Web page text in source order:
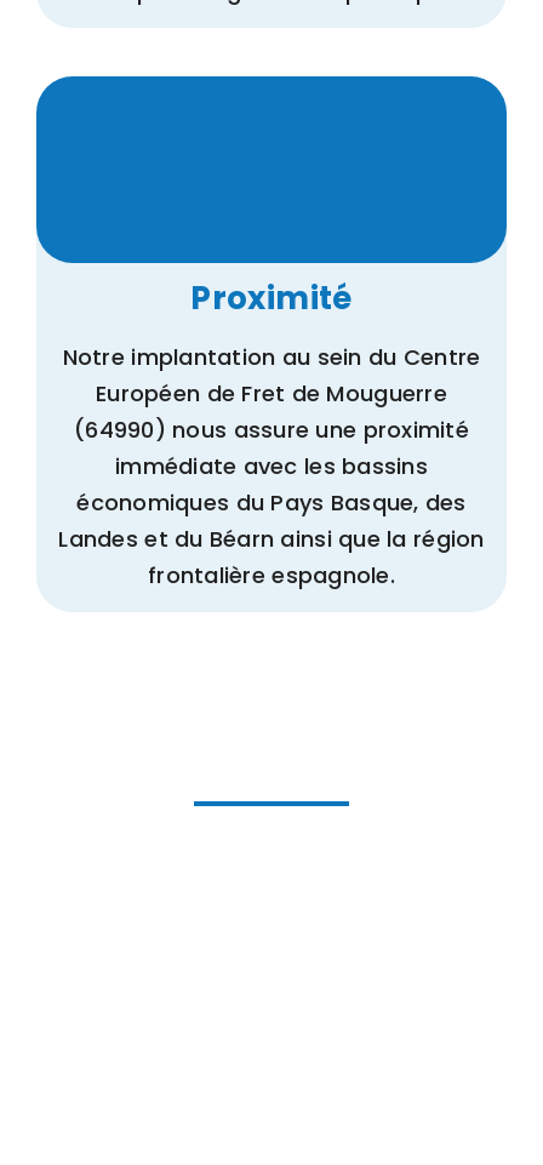
Proximité
Notre implantation au sein du Centre
Européen de Fret de Mouguerre
(64990) nous assure une proximité
immédiate avec les bassins
économiques du Pays Basque, des
Landes et du Béarn ainsi que la région
frontalière espagnole.